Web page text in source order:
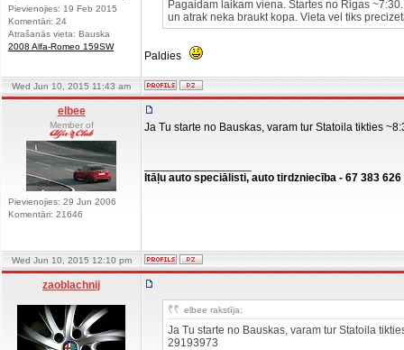
Pievienojies: 19 Feb 2015
Komentāri: 24
Atrašanās vieta: Bauska
2008 Alfa-Romeo 159SW
Pagaidam laikam viena. Startes no Rigas
un atrak neka braukt kopa. Vieta vel tiks
Paldies
Wed Jun 10, 2015 11:43 am
elbee
Member of
Pievienojies: 29 Jun 2006
Komentāri: 21646
Ja Tu starte no Bauskas, varam tur Statoila tikties
Itāļu auto speciālisti, auto tirdzniecība - 67 383 626
Wed Jun 10, 2015 12:10 pm
zaoblachnij
elbee rakstīja:
Ja Tu starte no Bauskas, varam tur Statoila
29193973